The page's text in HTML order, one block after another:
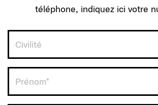
1. Entre la date
2. Sélectionnez le point de vente
3.Notre concessionnaire le plus
téléphone, indiquez ici votre
Civilité